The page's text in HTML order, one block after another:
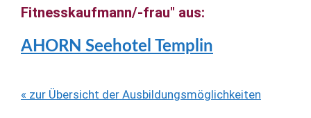
Fitnesskaufmann/-frau" aus:
AHORN Seehotel Templin
« zur Übersicht der Ausbildungsmöglichkeiten